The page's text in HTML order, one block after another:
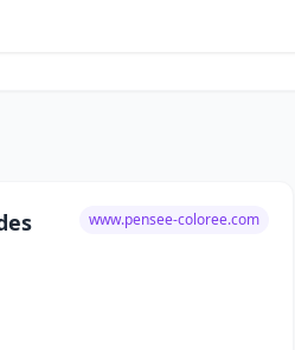
www.pensee-coloree.com